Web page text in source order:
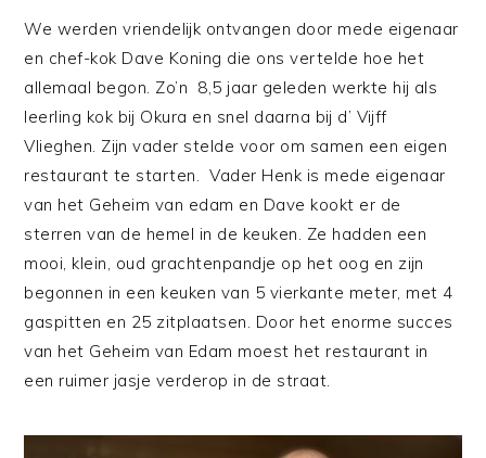
We werden vriendelijk ontvangen door mede eigenaar
en chef-kok Dave Koning die ons vertelde hoe het
allemaal begon. Zo’n 8,5 jaar geleden werkte hij als
leerling kok bij Okura en snel daarna bij d’ Vijff
Vlieghen. Zijn vader stelde voor om samen een eigen
restaurant te starten. Vader Henk is mede eigenaar
van het Geheim van edam en Dave kookt er de
sterren van de hemel in de keuken. Ze hadden een
mooi, klein, oud grachtenpandje op het oog en zijn
begonnen in een keuken van 5 vierkante meter, met 4
gaspitten en 25 zitplaatsen. Door het enorme succes
van het Geheim van Edam moest het restaurant in
een ruimer jasje verderop in de straat.